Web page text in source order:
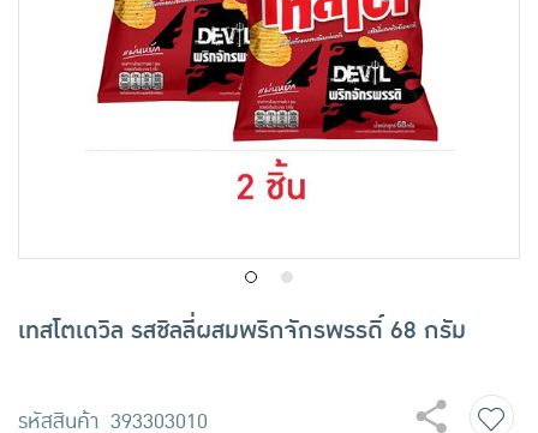
เครื่องดื่มและผงชงดื่ม
เครื่องปรุงรสและของแห้ง
พระเครื่อง test pop
เทสโตเดวิล รสชิลลี่ผสมพริกจักรพรรดิ์ 68 กรัม
รหัสสินค้า 393303010